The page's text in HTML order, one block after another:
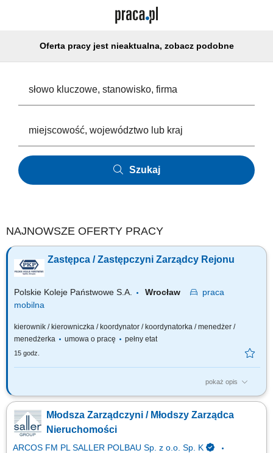
Oferta pracy jest nieaktualna, zobacz podobne
Szukaj
NAJNOWSZE OFERTY PRACY
Zastępca / Zastępczyni Zarządcy Rejonu
Polskie Koleje Państwowe S.A. Wrocław
praca
mobilna
kierownik / kierowniczka / koordynator / koordynatorka / menedżer /
menedżerka
umowa o pracę pełny etat
15 godz.
pokaż opis
Na tym stanowisku odpowiedzialny będziesz za: Inicjowanie działań w
wniosków dla zapewnienia efektywnego zagospodarowania
nieruchomości i powierzchni w podległych nieruchomościach;
Sprawowanie nadzoru nad realizacją umów oraz...
Młodsza Zarządczyni / Młodszy Zarządca
Nieruchomości
ARCOS FM PL SALLER POLBAU Sp. z o.o. Sp. K